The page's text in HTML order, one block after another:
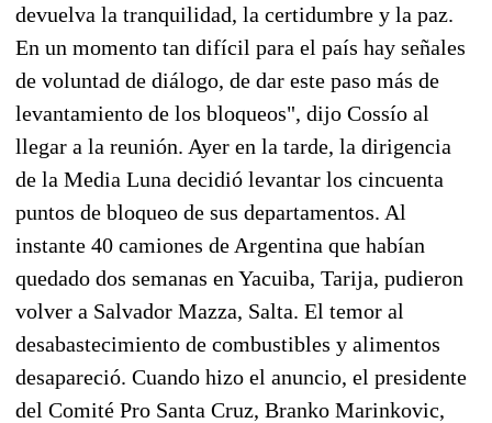
devuelva la tranquilidad, la certidumbre y la paz.
En un momento tan difícil para el país hay señales
de voluntad de diálogo, de dar este paso más de
levantamiento de los bloqueos", dijo Cossío al
llegar a la reunión. Ayer en la tarde, la dirigencia
de la Media Luna decidió levantar los cincuenta
puntos de bloqueo de sus departamentos. Al
instante 40 camiones de Argentina que habían
quedado dos semanas en Yacuiba, Tarija, pudieron
volver a Salvador Mazza, Salta. El temor al
desabastecimiento de combustibles y alimentos
desapareció. Cuando hizo el anuncio, el presidente
del Comité Pro Santa Cruz, Branko Marinkovic,